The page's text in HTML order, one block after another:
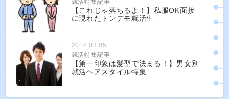
【これじゃ落ちるよ！】私服OK面接
に現れたトンデモ就活生
2018.03.05
就活特集記事
【第一印象は髪型で決まる！】男女別
就活ヘアスタイル特集